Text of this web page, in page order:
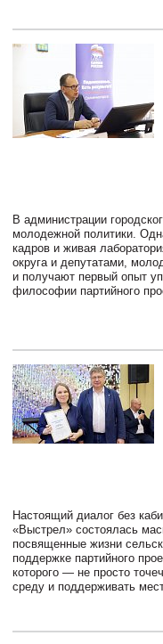
В администрации
молодежной политики.
кадров и живая
округа и депутатами,
и получают первый опыт
философии партийного
Настоящий диалог без
«Выстрел» состоялась
посвященные жизни
поддержке партийного
которого — не просто
среду и поддерживать